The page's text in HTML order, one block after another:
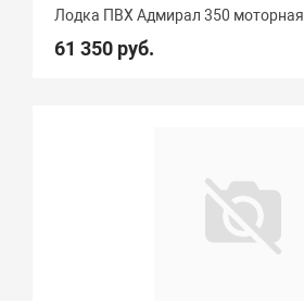
Лодка ПВХ Адмирал 350 моторная
61 350 руб.